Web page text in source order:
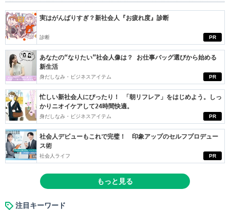
PR
実はがんばりすぎ？新社会人『お疲れ度』診断
診断
PR
あなたの“なりたい”社会人像は？ お仕事バッグ選びから始める
新生活
身だしなみ・ビジネスアイテム
PR
忙しい新社会人にぴったり！ 「朝リフレア」をはじめよう。しっ
かりニオイケアして24時間快適。
身だしなみ・ビジネスアイテム
PR
社会人デビューもこれで完璧！ 印象アップのセルフプロデュー
ス術
社会人ライフ
もっと見る
注目キーワード